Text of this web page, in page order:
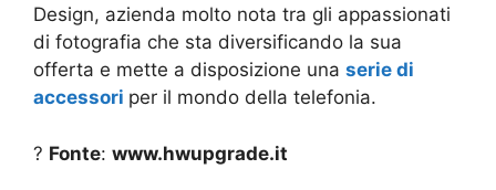
Design, azienda molto nota tra gli appassionati
di fotografia che sta diversificando la sua
offerta e mette a disposizione una serie di
accessori per il mondo della telefonia.
? Fonte: www.hwupgrade.it